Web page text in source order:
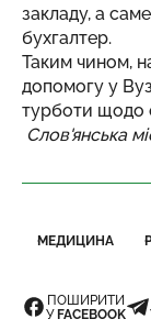
закладу, а
бухгалтер.
Таким чином,
допомогу у
турботи щодо
Слов'янська
МЕДИЦИНА
ПОШИРИТИ
У FACEBOOK